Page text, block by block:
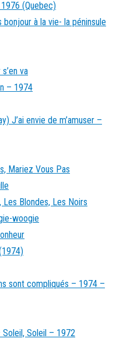
(Quebec)
bonjour à la vie- la péninsule
va
– 1974
J’ai envie de m’amuser –
Mariez Vous Pas
Les Blondes, Les Noirs
woogie
sont compliqués – 1974 –
Soleil, Soleil – 1972